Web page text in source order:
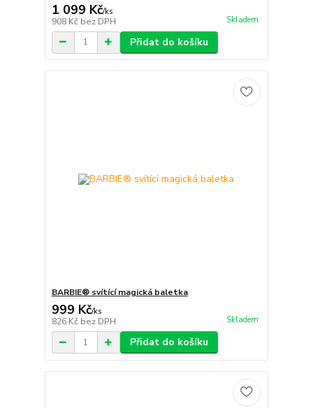
1 099 Kč/ks
908 Kč bez DPH Skladem
Přidat do košíku
BARBIE® svítící magická baletka
999 Kč/ks
826 Kč bez DPH Skladem
Přidat do košíku